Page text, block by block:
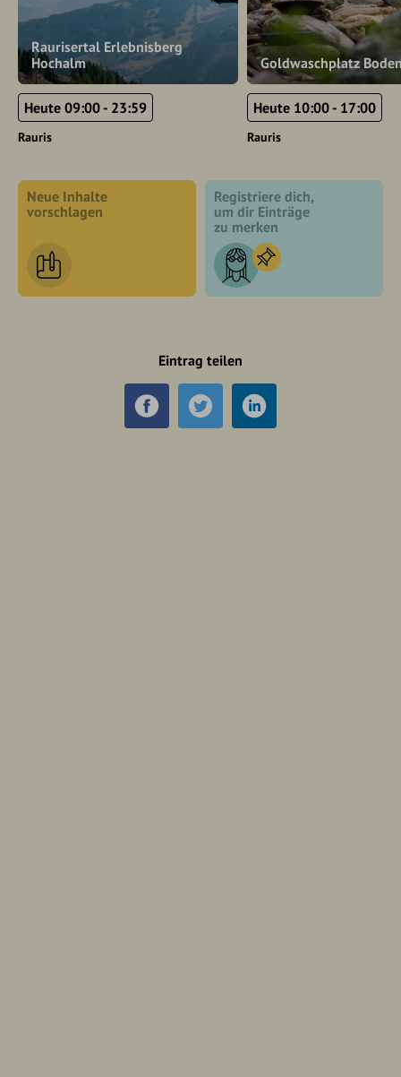
Raurisertal Erlebnisberg
Hochalm
Heute 09:00 - 23:59
Rauris
Goldwaschplatz
Heute 10:00 - 17:00
Rauris
Neue Inhalte
vorschlagen
Registriere dich,
um dir Einträge
zu merken
Eintrag teilen